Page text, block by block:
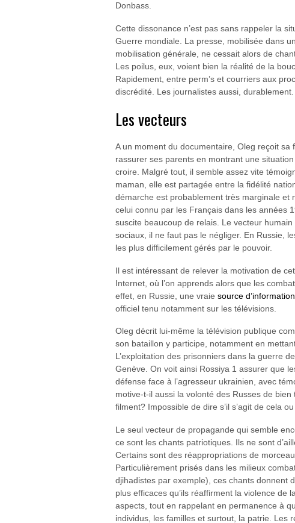
Donbass.
Cette dissonance n’est pas sans rappeler la
Guerre mondiale. La presse, mobilisée dans
mobilisation générale, ne cessait alors de
Les poilus, eux, voient bien la réalité de la
Rapidement, entre perm’s et courriers aux
discrédité. Les journalistes aussi, durablement.
Les vecteurs
A un moment du documentaire, Oleg reçoit sa
rassurer ses parents en montrant une
croire. Malgré tout, il semble assez vite
maman, elle est partagée entre la fidélité
démarche est probablement très marginale et
celui connu par les Français dans les années
suscite beaucoup de relais. Le vecteur
sociaux, il ne faut pas le négliger. En Russie,
les plus difficilement gérés par le pouvoir.
Il est intéressant de relever la motivation de
Internet, où l’on apprends alors que les
effet, en Russie, une vraie source
officiel tenu notamment sur les télévisions.
Oleg décrit lui-même la télévision publique
son bataillon y participe, notamment en
L’exploitation des prisonniers dans la guerre
Genève. On voit ainsi Rossiya 1 assurer que
défense face à l’agresseur ukrainien, avec
motive-t-il aussi la volonté des Russes de
filment? Impossible de dire s’il s’agit de cela
Le seul vecteur de propagande qui semble
ce sont les chants patriotiques. Ils ne sont
Certains sont des réappropriations de
Particulièrement prisés dans les milieux
djihadistes par exemple), ces chants donnent
plus efficaces qu’ils réaffirment la violence
aspects, tout en rappelant en permanence à
individus, les familles et surtout, la patrie. Les